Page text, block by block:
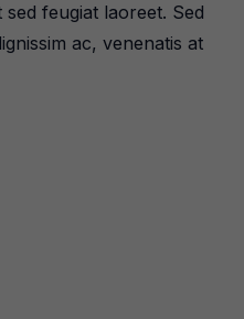
feugiat laoreet. Sed
ac, venenatis at